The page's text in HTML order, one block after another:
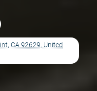
CA 92629, United